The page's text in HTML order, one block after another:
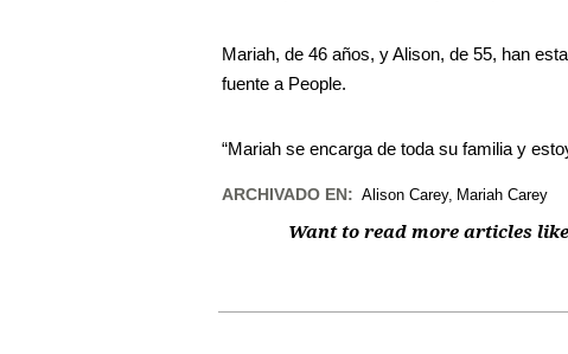
Mariah, de 46 años, y Alison, de 55, han
fuente a People.
“Mariah se encarga de toda su familia y
ARCHIVADO EN: Alison Carey Mariah Carey
Want to read more articles